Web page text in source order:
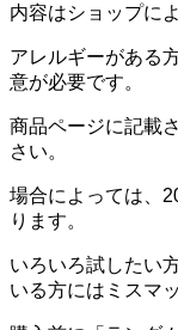
内容はショップに
アレルギーがある
意が必要です。
商品ページに記載
さい。
場合によっては、
ります。
いろいろ試したい
いる方にはミスマ